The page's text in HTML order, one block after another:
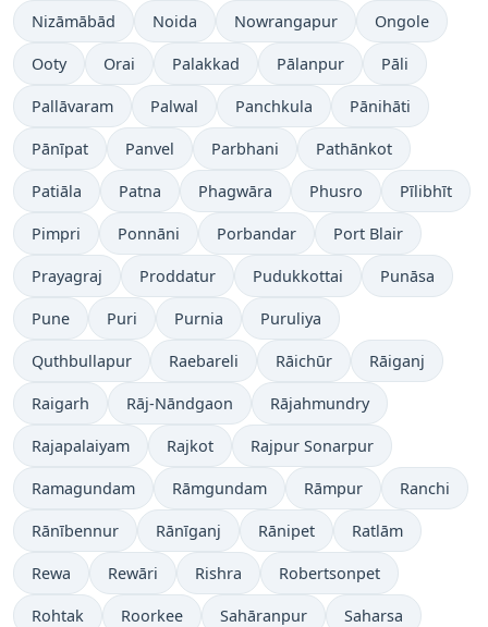
Nizāmābād Noida Nowrangapur Ongole
Ooty Orai Palakkad Pālanpur Pāli
Pallāvaram Palwal Panchkula Pānihāti
Pānīpat Panvel Parbhani Pathānkot
Patiāla Patna Phagwāra Phusro Pīlibhīt
Pimpri Ponnāni Porbandar Port Blair
Prayagraj Proddatur Pudukkottai Punāsa
Pune Puri Purnia Puruliya
Quthbullapur Raebareli Rāichūr Rāiganj
Raigarh Rāj-Nāndgaon Rājahmundry
Rajapalaiyam Rajkot Rajpur Sonarpur
Ramagundam Rāmgundam Rāmpur Ranchi
Rānībennur Rānīganj Rānipet Ratlām
Rewa Rewāri Rishra Robertsonpet
Rohtak Roorkee Sahāranpur Saharsa